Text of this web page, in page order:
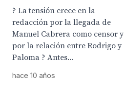
? La tensión crece en la
redacción por la llegada de
Manuel Cabrera como censor y
por la relación entre Rodrigo y
Paloma ? Antes...
hace 10 años